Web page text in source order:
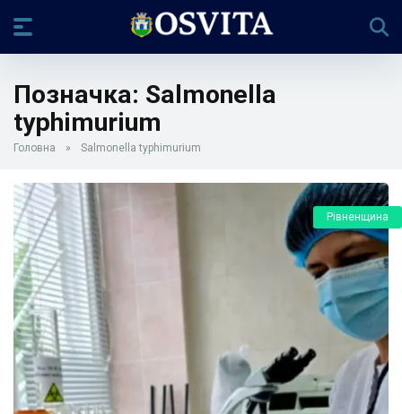
Позначка: Salmonella
typhimurium
Головна » Salmonella typhimurium
Рівненщина